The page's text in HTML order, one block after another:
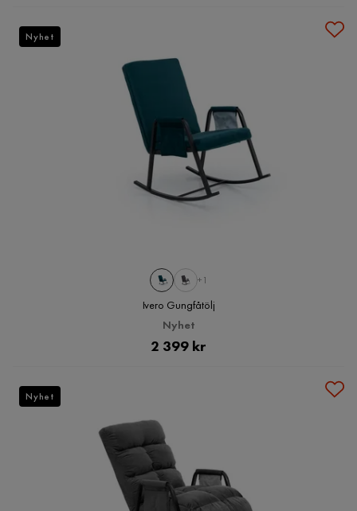
+1
Ivero Gungfåtölj
Nyhet
Pris
2 399 kr
Nyhet
Nyhet